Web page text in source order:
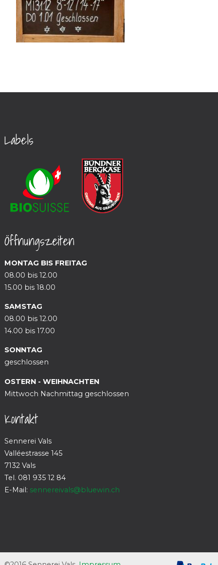
Labels
Öffnungszeiten
MONTAG BIS FREITAG
08.00 bis 12.00
15.00 bis 18.00
SAMSTAG
08.00 bis 12.00
14.00 bis 17.00
SONNTAG
geschlossen
OSTERN - WEIHNACHTEN
Mittwoch Nachmittag geschlossen
Kontakt
Sennerei Vals
Valléestrasse 145
7132 Vals
Tel. 081 935 12 84
E-Mail: sennereivals@bluewin.ch